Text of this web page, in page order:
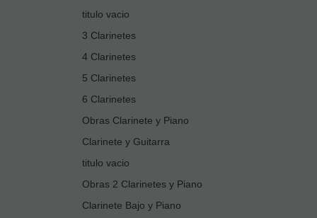
titulo vacio
3 Clarinetes
4 Clarinetes
5 Clarinetes
6 Clarinetes
Obras Clarinete y Piano
Clarinete y Guitarra
titulo vacio
Obras 2 Clarinetes y Piano
Clarinete Bajo y Piano